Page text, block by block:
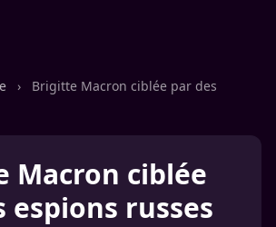
›
Brigitte Macron ciblée par des
Macron ciblée
espions russes